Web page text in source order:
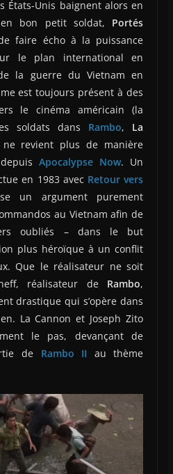
États-Unis baignent alors en
bon petit soldat, Portés
faire écho à la puissance
le plan international en
la guerre du Vietnam en
est toujours présent à des
le cinéma américain (la
soldats dans Rambo, La
revient plus de manière
Apocalypse Now. Un
en 1983 avec Retour vers
un argument purement
au Vietnam afin de
oubliés – dans le but
plus héroïque à un conflit
Que le réalisateur ne soit
réalisateur de Rambo,
drastique qui s’opère dans
La Cannon et Joseph Zito
le pas, devançant de
de Rambo II au thème